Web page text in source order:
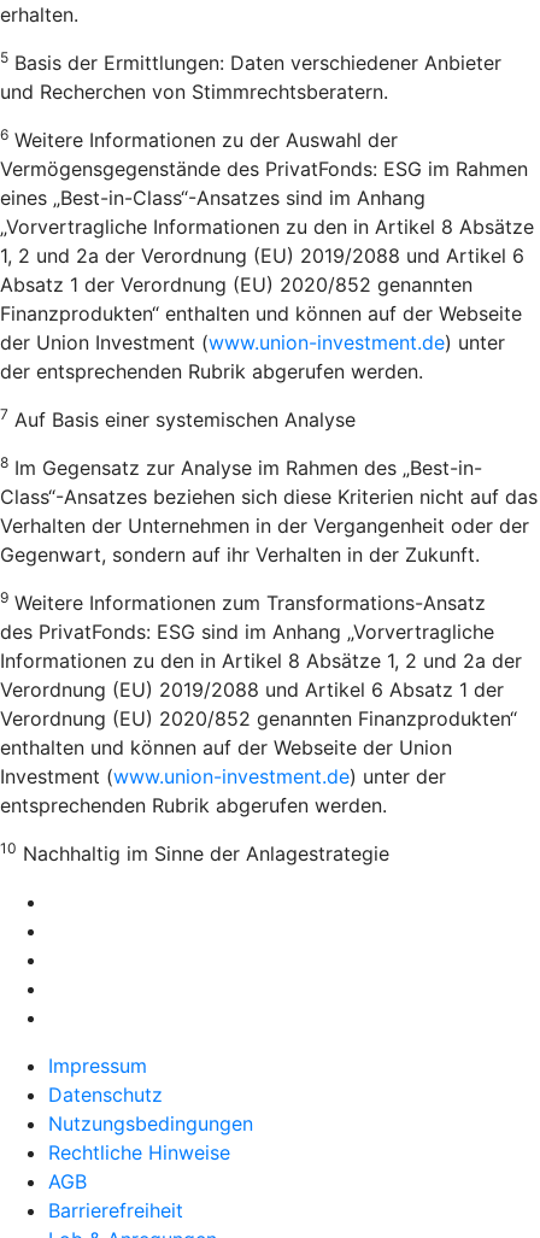
erhalten.
5 Basis der Ermittlungen: Daten verschiedener Anbieter
und Recherchen von Stimmrechtsberatern.
6 Weitere Informationen zu der Auswahl der
Vermögensgegenstände des PrivatFonds: ESG im Rahmen
eines „Best-in-Class“-Ansatzes sind im Anhang
„Vorvertragliche Informationen zu den in Artikel 8 Absätze
1, 2 und 2a der Verordnung (EU) 2019/2088 und Artikel 6
Absatz 1 der Verordnung (EU) 2020/852 genannten
Finanzprodukten“ enthalten und können auf der Webseite
der Union Investment (www.union-investment.de) unter
der entsprechenden Rubrik abgerufen werden.
7 Auf Basis einer systemischen Analyse
8 Im Gegensatz zur Analyse im Rahmen des „Best-in-
Class“-Ansatzes beziehen sich diese Kriterien nicht auf das
Verhalten der Unternehmen in der Vergangenheit oder der
Gegenwart, sondern auf ihr Verhalten in der Zukunft.
9 Weitere Informationen zum Transformations-Ansatz
des PrivatFonds: ESG sind im Anhang „Vorvertragliche
Informationen zu den in Artikel 8 Absätze 1, 2 und 2a der
Verordnung (EU) 2019/2088 und Artikel 6 Absatz 1 der
Verordnung (EU) 2020/852 genannten Finanzprodukten“
enthalten und können auf der Webseite der Union
Investment (www.union-investment.de) unter der
entsprechenden Rubrik abgerufen werden.
10 Nachhaltig im Sinne der Anlagestrategie
Impressum
Datenschutz
Nutzungsbedingungen
Rechtliche Hinweise
AGB
Barrierefreiheit